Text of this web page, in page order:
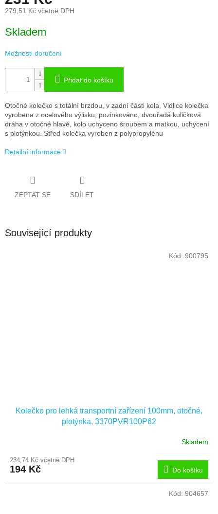
279,51 Kč včetně DPH
cena:
Skladem
Možnosti doručení
Přidat do košíku
Otočné kolečko s totální brzdou, v zadní části kola, Vidlice kolečka
vyrobena z ocelového výlisku, pozinkováno, dvouřadá kuličková
dráha v otočné hlavě, kolo uchyceno šroubem a matkou, uchycení
s plotýnkou. Střed kolečka vyroben z polypropylénu
Detailní informace
ZEPTAT SE SDÍLET
Související produkty
Kolečko pro lehká transportní zařízení 100mm, otočné,
plotýnka, 3370PVR100P62
Skladem
234,74 Kč včetně DPH
194 Kč Do košíku
Kód: 900795
Kód: 904657